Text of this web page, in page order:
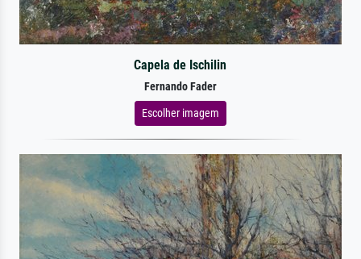
Capela de Ischilin
Fernando Fader
Escolher imagem